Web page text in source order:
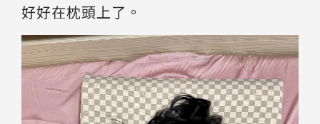
好好在枕頭上了。